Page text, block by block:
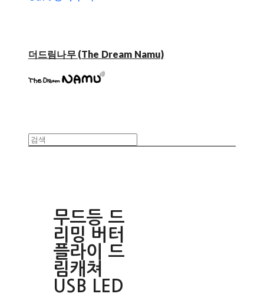
더드림나무 (The Dream Namu)
무드등 드
리밍 버터
플라이 드
림캐쳐
USB LED